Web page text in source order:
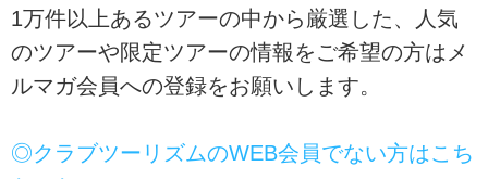
1万件以上あるツアーの中から厳選した、人気
のツアーや限定ツアーの情報をご希望の方はメ
ルマガ会員への登録をお願いします。
◎クラブツーリズムのWEB会員でない方はこち